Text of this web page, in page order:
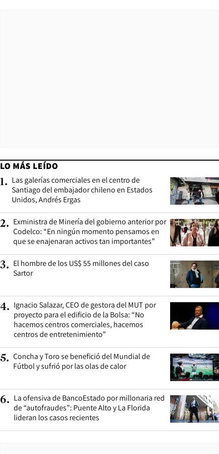
LO MÁS LEÍDO
1. Las galerías comerciales en el centro de
Santiago del embajador chileno en Estados
Unidos, Andrés Ergas
2. Exministra de Minería del gobierno anterior por
Codelco: “En ningún momento pensamos en
que se enajenaran activos tan importantes”
3. El hombre de los US$ 55 millones del caso
Sartor
4. Ignacio Salazar, CEO de gestora del MUT por
proyecto para el edificio de la Bolsa: “No
hacemos centros comerciales, hacemos
centros de entretenimiento”
5. Concha y Toro se benefició del Mundial de
Fútbol y sufrió por las olas de calor
6. La ofensiva de BancoEstado por millonaria red
de “autofraudes”: Puente Alto y La Florida
lideran los casos recientes